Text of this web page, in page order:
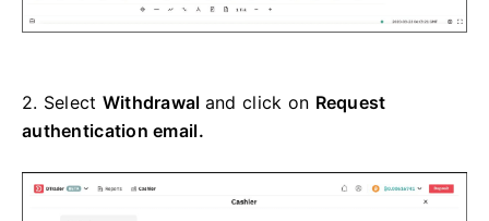
2. Select Withdrawal and click on Request
authentication email.